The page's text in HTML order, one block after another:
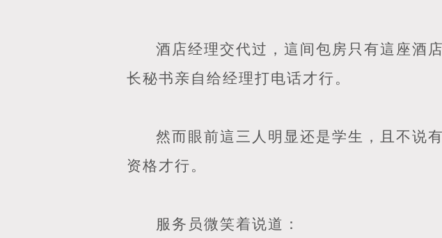
酒店经理交代过，這间包房只有這座酒
长秘书亲自给经理打电话才行。
然而眼前這三人明显还是学生，且不说
资格才行。
服务员微笑着说道：